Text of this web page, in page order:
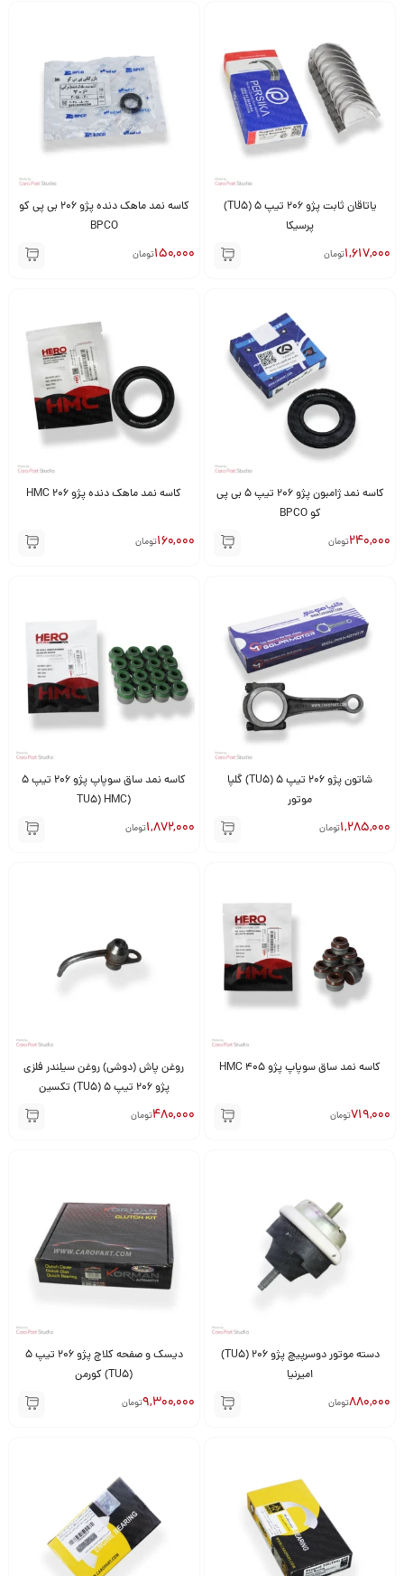
یاتاقان ثابت پژو 206 تیپ 5 (TU5)
پرسیکا
1,617,000تومان
کاسه نمد ماهک دنده پژو 206 بی پی کو
BPCO
150,000تومان
کاسه نمد ژامبون پژو 206 تیپ 5 بی پی
کو BPCO
240,000تومان
کاسه نمد ماهک دنده پژو 206 HMC
160,000تومان
شاتون پژو 206 تیپ 5 (TU5) گلپا
موتور
1,285,000تومان
کاسه نمد ساق سوپاپ پژو 206 تیپ 5
(TU5) HMC
1,872,000تومان
کاسه نمد ساق سوپاپ پژو 405 HMC
719,000تومان
روغن پاش (دوشی) روغن سیلندر فلزی
پژو 206 تیپ 5 (TU5) تکسین
480,000تومان
دسته موتور دوسرپیچ پژو 206 (TU5)
امیرنیا
880,000تومان
دیسک و صفحه کلاچ پژو 206 تیپ 5
(TU5) کورمن
9,300,000تومان